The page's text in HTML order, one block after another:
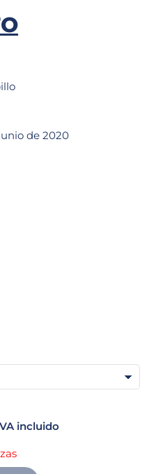
de 2020
incluido